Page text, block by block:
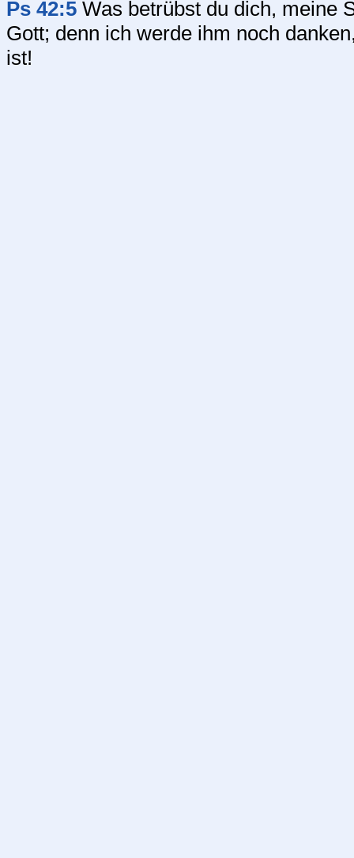
Ps 42:5 Was betrübst du dich, meine
Gott; denn ich werde ihm noch
ist!